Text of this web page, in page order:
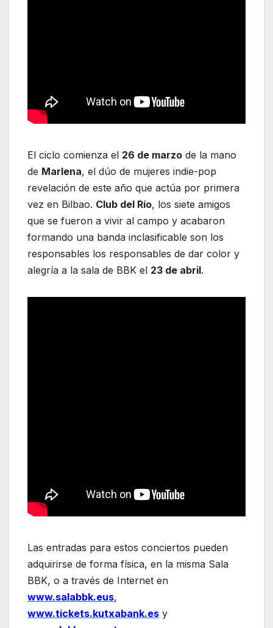
El ciclo comienza el 26 de marzo de la mano
de Marlena, el dúo de mujeres indie-pop
revelación de este año que actúa por primera
vez en Bilbao. Club del Río, los siete amigos
que se fueron a vivir al campo y acabaron
formando una banda inclasificable son los
responsables los responsables de dar color y
alegría a la sala de BBK el 23 de abril.
Las entradas para estos conciertos pueden
adquirirse de forma física, en la misma Sala
BBK, o a través de Internet en
www.salabbk.eus,
www.tickets.kutxabank.es y